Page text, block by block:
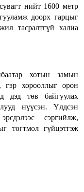
нийт 1600 метр
доорх гарцыг
тасралтгүй халиа
хотын замын
гэр хорооллыг орон
дэд төв байгуулах
нүүсэн. Үлдсэн
сэргийлж,
тогтмол гүйцэтгэж